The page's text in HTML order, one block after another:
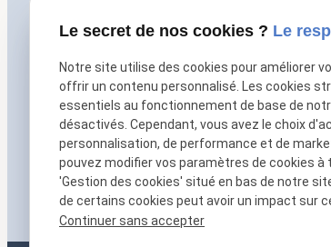
maintenant pour bénéficier de son
01 86 65 78 92
Horaires du cabinet
Du lundi au jeudi : 09h30-19h30
Le vendredi : 09h30-18h00
Sur rendez-vous
Le secret de nos cookies ? Le
Notre site utilise des cookies pour améliorer
offrir un contenu personnalisé. Les cookies
essentiels au fonctionnement de base de
désactivés. Cependant, vous avez le choix
personnalisation, de performance et de
pouvez modifier vos paramètres de cookies
'Gestion des cookies' situé en bas de notre
de certains cookies peut avoir un impact sur
Continuer sans accepter